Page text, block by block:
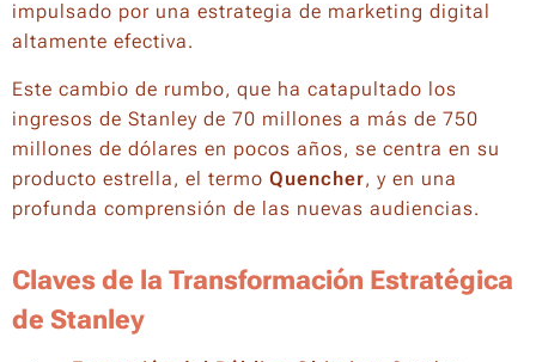
impulsado por una estrategia de marketing digital
altamente efectiva.
Este cambio de rumbo, que ha catapultado los
ingresos de Stanley de 70 millones a más de 750
millones de dólares en pocos años, se centra en su
producto estrella, el termo Quencher, y en una
profunda comprensión de las nuevas audiencias.
Claves de la Transformación Estratégica
de Stanley